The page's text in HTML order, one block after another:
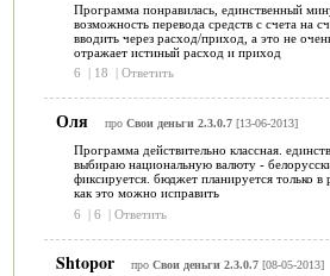
Программа понравилась, единственный
возможность перевода средств с счета на
вводить через расход/приход, а это не
отражает истиный расход и приход
6
| 18 | Ответить
Оля про Свои деньги 2.3.0.7[13-06-2013]
Программа действительно классная.
выбираю национальную валюту -
фиксируется. бюджет планируется только в
как это можно исправить
6
| 6 | Ответить
Shtopor про Свои деньги 2.3.0.7[08-05-2013]